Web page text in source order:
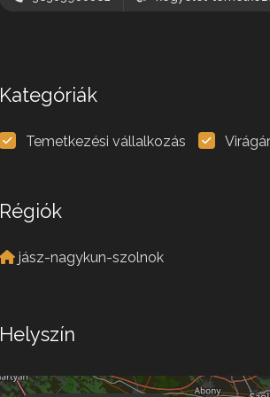
Kategóriák
Temetkezési vállalkozás
Régiók
jász-nagykun-szolnok
Helyszín